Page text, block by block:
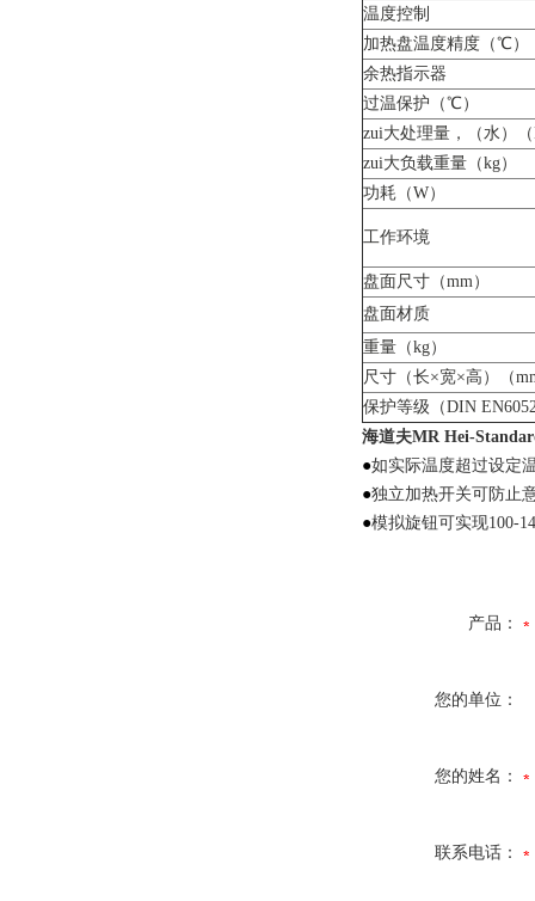
温度控制
加热盘温度精度（℃）
余热指示器
过温保护（℃）
zui大处理量，（水）
zui大负载重量（kg）
功耗（W）
工作环境
盘面尺寸（mm）
盘面材质
重量（kg）
尺寸（长×宽×高）（
保护等级（DIN
海道夫MR Hei-
●如实际温度超过设定
●独立加热开关可防止
●模拟旋钮可实现100-
产品：
您的单位：
您的姓名：
联系电话：